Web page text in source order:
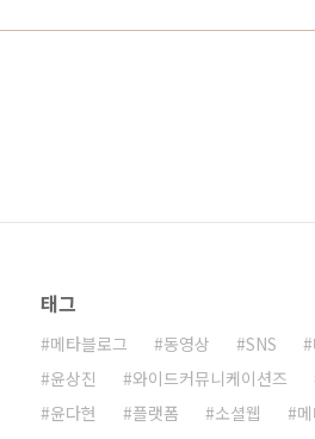
태그
메타블로그 동영상 SNS
윤상진
와이드커뮤니케이션즈
윤다현
플랫폼 소셜웹